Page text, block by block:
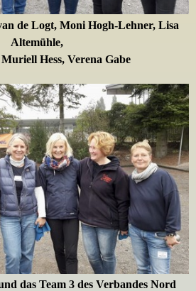
de Logt, Moni Hogh-Lehner, Lisa
Altemühle,
Muriell Hess, Verena Gabe
das Team 3 des Verbandes Nord